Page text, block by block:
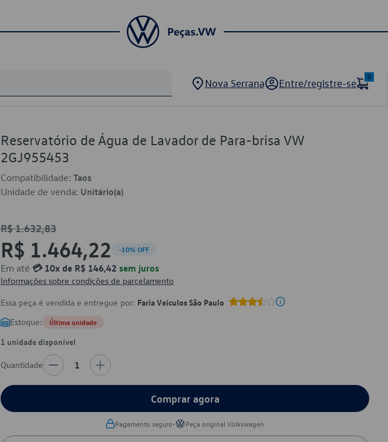
Nova Serrana Entre/registre-se
0
Reservatório de Água de Lavador de Para-brisa VW
2GJ955453
Compatibilidade: Taos
Unidade de venda: Unitário(a)
R$ 1.632,83
R$ 1.464,22 -10% OFF
Em até 💳 10x de R$ 146,42 sem juros
Informações sobre condições de parcelamento
Essa peça é vendida e entregue por: Faria Veículos São Paulo
Estoque: Última unidade
1 unidade disponível
Quantidade 1
Comprar agora
Pagamento seguro• Peça original Volkswagen